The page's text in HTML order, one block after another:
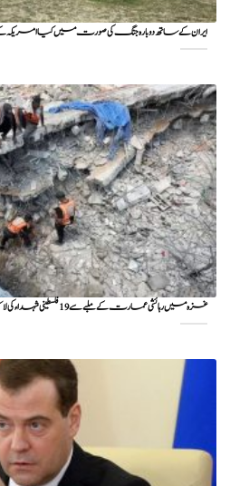
ایران کے ساتھ دوبارہ جنگ کی صورت میں کیا امریکہ کے
غزہ میں رہائشی عمارت کے ملبے سے 19 فلسطینی شہداء کی لاشیں برآمد